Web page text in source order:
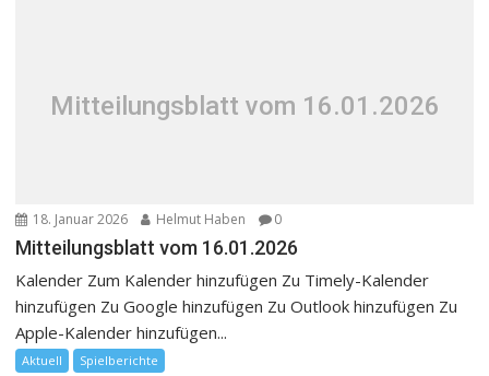
Mitteilungsblatt vom 16.01.2026
18. Januar 2026 Helmut Haben 0
Mitteilungsblatt vom 16.01.2026
Kalender Zum Kalender hinzufügen Zu Timely-Kalender
hinzufügen Zu Google hinzufügen Zu Outlook hinzufügen Zu
Apple-Kalender hinzufügen...
Aktuell Spielberichte